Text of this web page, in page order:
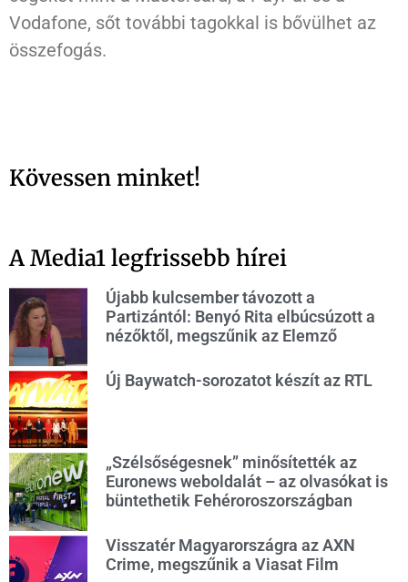
Vodafone, sőt további tagokkal is bővülhet az
összefogás.
Kövessen minket!
A Media1 legfrissebb hírei
Újabb kulcsember távozott a
Partizántól: Benyó Rita elbúcsúzott a
nézőktől, megszűnik az Elemző
Új Baywatch-sorozatot készít az RTL
„Szélsőségesnek” minősítették az
Euronews weboldalát – az olvasókat is
büntethetik Fehéroroszországban
Visszatér Magyarországra az AXN
Crime, megszűnik a Viasat Film